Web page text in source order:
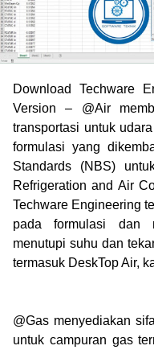
Download Techware
Version – @Air
transportasi untuk
formulasi yang
Standards (NBS)
Refrigeration and Air
Techware Engineering
pada formulasi dan
menutupi suhu dan
termasuk DeskTop Air,
@Gas menyediakan
untuk campuran gas